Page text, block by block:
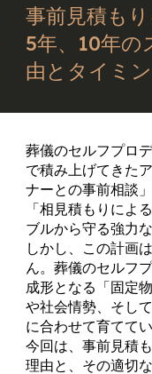
事前見積も
5年、10年の
由とタイミ
葬儀のセルフプロ
で積み上げてきた
ナーとの事前相談
「相見積もりに
ブルから守る強力
しかし、この計画
ん。葬儀のセルフ
成形となる「固定
や社会情勢、そし
に合わせて育てて
今回は、事前見積
理由と、その適切